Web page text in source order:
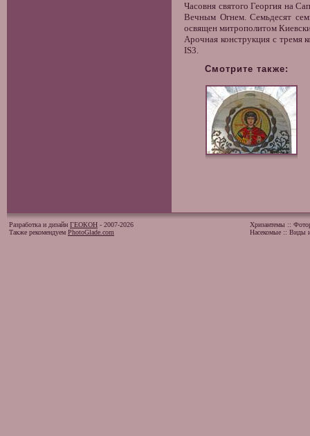
Часовня святого Георгия на
Вечным Огнем. Семьдесят
освящен митрополитом
Арочная конструкция с тремя
IS3.
Смотрите также:
Разработка и дизайн ГЕОКОН - 2007-2026
Также рекомендуем PhotoGlade.com
Хризантемы ::
Насекомые :: Виды